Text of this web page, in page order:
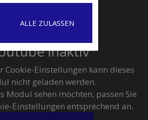
inaktiv
Einstellungen kann dieses
nicht geladen werden.
Modul sehen möchten, passen Sie
Einstellungen entsprechend an.
ALLE ZULASSEN